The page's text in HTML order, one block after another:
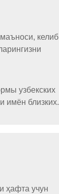
келиб
узбекских
имён близких.
ҳафта учун